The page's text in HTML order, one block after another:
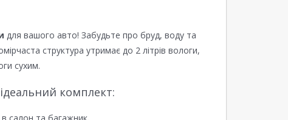
для вашого авто! Забудьте про бруд, воду та
структура утримає до 2 літрів вологи,
сухим.
комплект: